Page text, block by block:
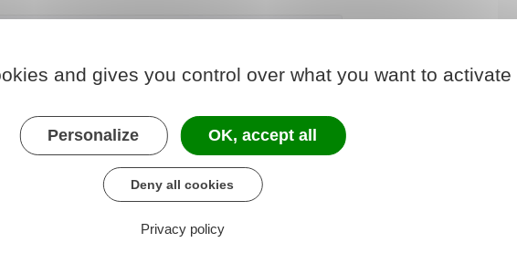
5
9
and gives you control over what you want to activate
Personalize OK, accept all
Deny all cookies
Privacy policy